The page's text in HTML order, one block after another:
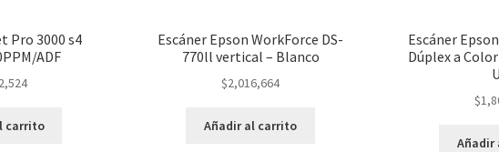
Pro 3000 s4
ADF
carrito
Escáner Epson WorkForce DS-
770ll vertical – Blanco
$2,016,664
Añadir al carrito
Escáner
Dúplex a
$
Añadir